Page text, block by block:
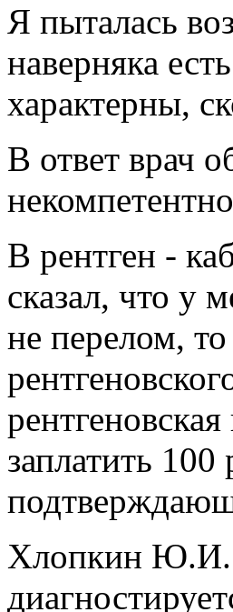
Я пыталась
наверняка
характерны,
В ответ врач
В рентген -
сказал, что у
не перелом,
заплатить
Хлопкин Ю.И.